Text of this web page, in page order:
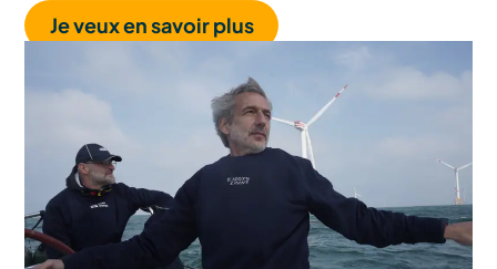
Je veux en savoir plus